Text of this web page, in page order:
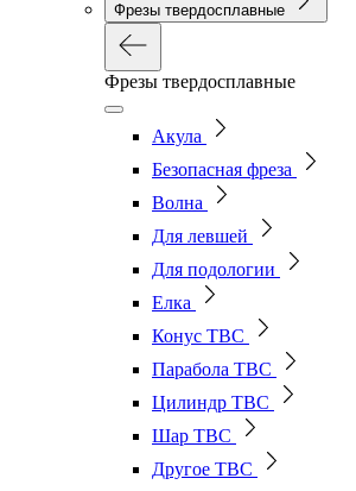
Фрезы твердосплавные
Фрезы твердосплавные
Акула
Безопасная фреза
Волна
Для левшей
Для подологии
Елка
Конус ТВС
Парабола ТВС
Цилиндр ТВС
Шар ТВС
Другое ТВС